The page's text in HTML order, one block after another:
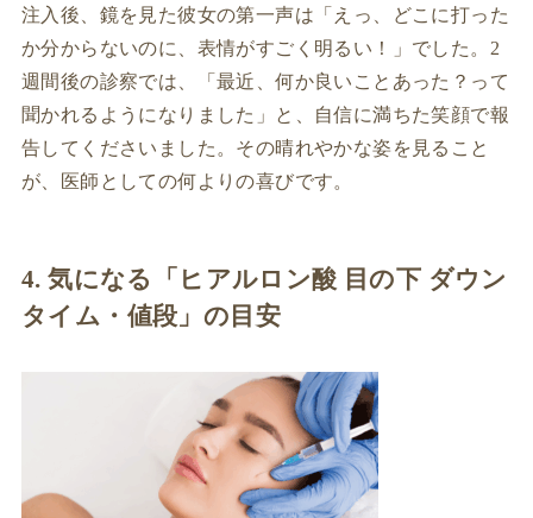
注入後、鏡を見た彼女の第一声は「えっ、どこに打った
か分からないのに、表情がすごく明るい！」でした。2
週間後の診察では、「最近、何か良いことあった？って
聞かれるようになりました」と、自信に満ちた笑顔で報
告してくださいました。その晴れやかな姿を見ること
が、医師としての何よりの喜びです。
4. 気になる「ヒアルロン酸 目の下 ダウン
タイム・値段」の目安